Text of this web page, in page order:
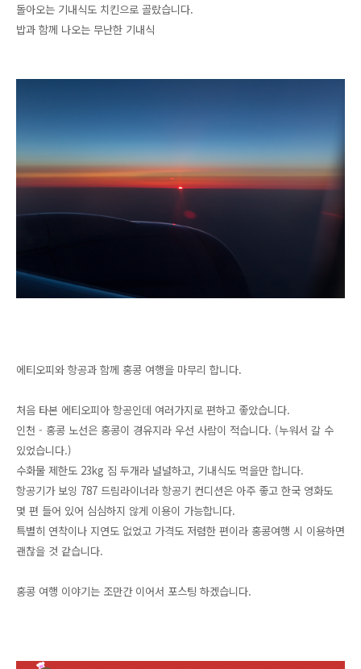
돌아오는 기내식도 치킨으로 골랐습니다.
밥과 함께 나오는 무난한 기내식
에티오피와 항공과 함께 홍콩 여행을 마무리 합니다.
처음 타본 에티오피아 항공인데 여러가지로 편하고 좋았습니다.
인천 - 홍콩 노선은 홍콩이 경유지라 우선 사람이 적습니다. (누워서 갈 수
있었습니다.)
수화물 제한도 23kg 짐 두개라 널널하고, 기내식도 먹을만 합니다.
항공기가 보잉 787 드림라이너라 항공기 컨디션은 아주 좋고 한국 영화도
몇 편 들어 있어 심심하지 않게 이용이 가능합니다.
특별히 연착이나 지연도 없었고 가격도 저렴한 편이라 홍콩여행 시 이용하면
괜찮을 것 같습니다.
홍콩 여행 이야기는 조만간 이어서 포스팅 하겠습니다.